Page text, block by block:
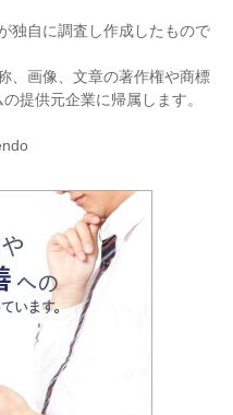
独自に調査し作成したもので
、画像、文章の著作権や商標
提供元企業に帰属します。